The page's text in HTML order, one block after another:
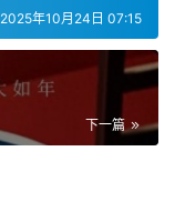
2025年10月24日 07:15
下一篇